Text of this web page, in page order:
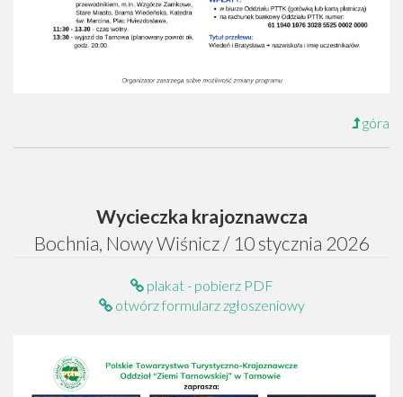
góra
Wycieczka krajoznawcza
Bochnia, Nowy Wiśnicz / 10 stycznia 2026
plakat - pobierz PDF
otwórz formularz zgłoszeniowy